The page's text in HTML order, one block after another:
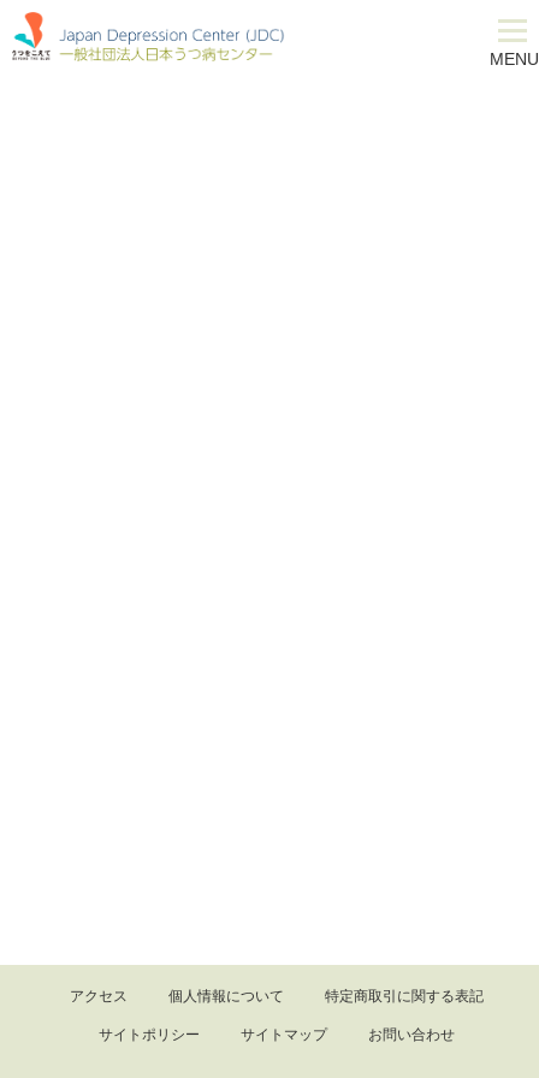
JDC
MENU
アクセス 個人情報について 特定商取引に関する表記
サイトポリシー サイトマップ お問い合わせ